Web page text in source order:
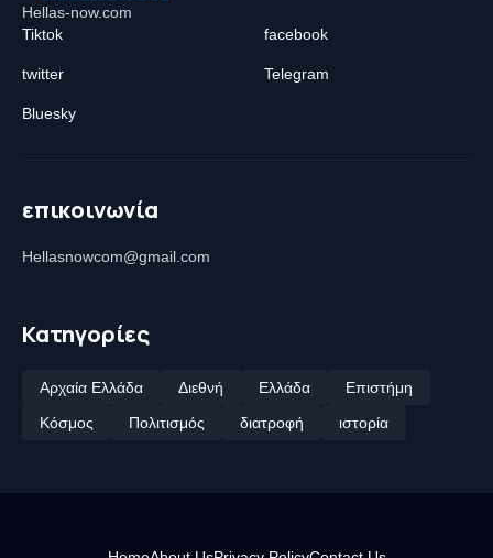
Hellas-now.com
Tiktok
facebook
twitter Telegram
Bluesky
επικοινωνία
Hellasnowcom@gmail.com
Κατηγορίες
Αρχαία Ελλάδα Διεθνή Ελλάδα
Επιστήμη
Κόσμος
Πολιτισμός διατροφή ιστορία